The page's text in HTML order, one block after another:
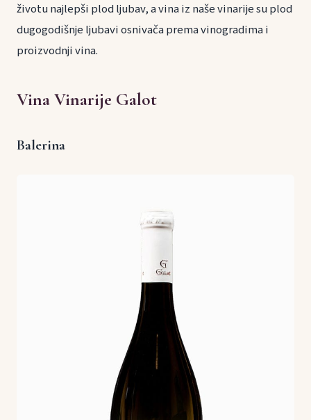
životu najlepši plod ljubav, a vina iz naše vinarije su plod
dugogodišnje ljubavi osnivača prema vinogradima i
proizvodnji vina.
Vina Vinarije Galot
Balerina